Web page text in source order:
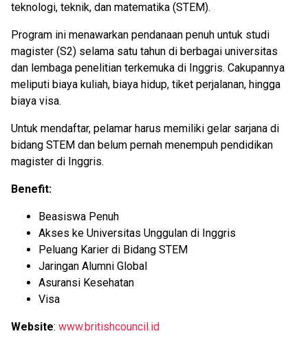
teknologi, teknik, dan matematika (STEM).
Program ini menawarkan pendanaan penuh untuk studi
magister (S2) selama satu tahun di berbagai universitas
dan lembaga penelitian terkemuka di Inggris. Cakupannya
meliputi biaya kuliah, biaya hidup, tiket perjalanan, hingga
biaya visa.
Untuk mendaftar, pelamar harus memiliki gelar sarjana di
bidang STEM dan belum pernah menempuh pendidikan
magister di Inggris.
Benefit:
Beasiswa Penuh
Akses ke Universitas Unggulan di Inggris
Peluang Karier di Bidang STEM
Jaringan Alumni Global
Asuransi Kesehatan
Visa
Website: www.britishcouncil.id